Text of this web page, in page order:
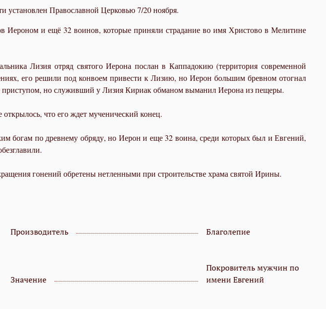
Православной Церковью 7/20 ноября.
Иероном и ещё 32 воинов, которые приняли страдание во имя Христово в Мелитине
Лизия отряд святого Иерона послан в Каппадокию (территория современной
его решили под конвоем привести к Лизию, но Иерон большим бревном отогнал
приступом, но служивший у Лизия Кириак обманом выманил Иерона из пещеры.
что его ждет мученический конец.
богам по древнему обряду, но Иерон и еще 32 воина, среди которых был и Евгений,
гонений обретены нетленными при строительстве храма святой Ирины.
Производитель Благолепие
Значение
Покровитель мужчин по
имени Евгений